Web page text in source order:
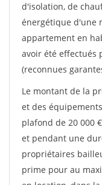
d'isolation, de
énergétique d'une
appartement en
avoir été effectués
(reconnues
Le montant de la
et des
plafond de 20 000
et pendant une
propriétaires
prime pour au